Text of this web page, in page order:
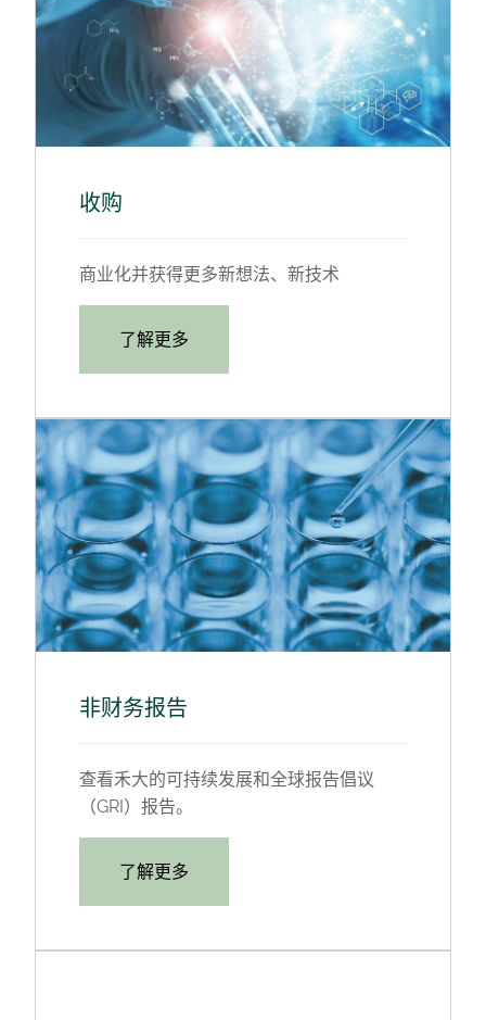
收购
商业化并获得更多新想法、新技术
了解更多
非财务报告
查看禾大的可持续发展和全球报告倡议
（GRI）报告。
了解更多